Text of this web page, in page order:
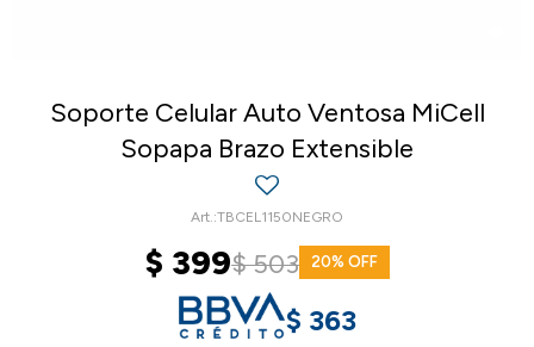
Soporte Celular Auto Ventosa MiCell
Sopapa Brazo Extensible
TBCEL1150NEGRO
$ 399$503 20
$ 363